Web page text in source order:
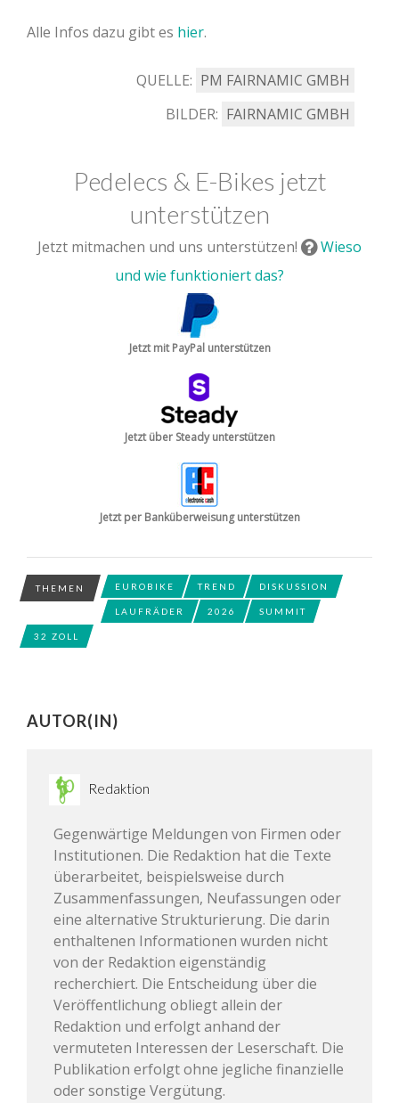
Alle Infos dazu gibt es hier.
QUELLE: PM FAIRNAMIC GMBH
BILDER: FAIRNAMIC GMBH
Pedelecs & E-Bikes jetzt
unterstützen
Jetzt mitmachen und uns unterstützen!
Wieso
und wie funktioniert das?
Jetzt mit PayPal unterstützen
Jetzt über Steady unterstützen
Jetzt per Banküberweisung unterstützen
THEMEN EUROBIKE TREND DISKUSSION
LAUFRÄDER 2026 SUMMIT
32 ZOLL
AUTOR(IN)
Redaktion
Gegenwärtige Meldungen von Firmen oder
Institutionen. Die Redaktion hat die Texte
überarbeitet, beispielsweise durch
Zusammenfassungen, Neufassungen oder
eine alternative Strukturierung. Die darin
enthaltenen Informationen wurden nicht
von der Redaktion eigenständig
recherchiert. Die Entscheidung über die
Veröffentlichung obliegt allein der
Redaktion und erfolgt anhand der
vermuteten Interessen der Leserschaft. Die
Publikation erfolgt ohne jegliche finanzielle
oder sonstige Vergütung.